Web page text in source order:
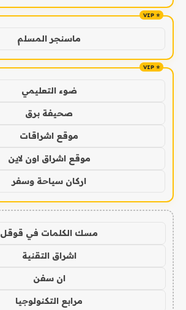
ماسنجر المسلم
ضوء التعليمي
صحيفة برق
موقع اشراقات
موقع اشراق اون لاين
اركان سياحة وسفر
مسك الكلمات في قوقل
اشراق التقنية
ان سفن
مرابع التكنولوجيا